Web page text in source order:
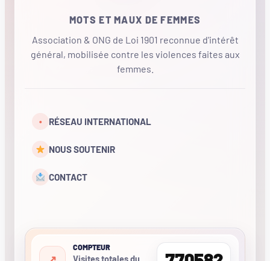
MOTS ET MAUX DE FEMMES
Association & ONG de Loi 1901 reconnue d'intérêt
général, mobilisée contre les violences faites aux
femmes.
• RÉSEAU INTERNATIONAL
NOUS SOUTENIR
CONTACT
COMPTEUR
Visites totales du